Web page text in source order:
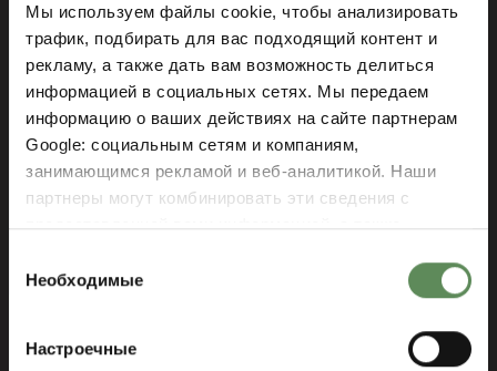
Мы используем файлы cookie, чтобы анализировать
трафик, подбирать для вас подходящий контент и
рекламу, а также дать вам возможность делиться
информацией в социальных сетях. Мы передаем
информацию о ваших действиях на сайте партнерам
Google: социальным сетям и компаниям,
занимающимся рекламой и веб-аналитикой. Наши
партнеры могут комбинировать эти сведения с
предоставленной вами информацией, а также
вами их сервисов.
согласия
Необходимые
Настроечные
Подробный аудит с
предложениями по улучшению
Фокус на улучшение управления
производственным процессом и
эффективность производства
Запросить смету